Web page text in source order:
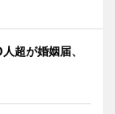
超が婚姻届、